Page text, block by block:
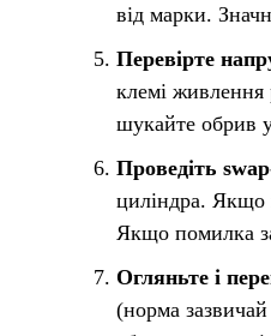
від марки.
Перевірте
клемі
шукайте обрив
Проведіть
циліндра. Якщо
Якщо помилка
Огляньте і
(норма